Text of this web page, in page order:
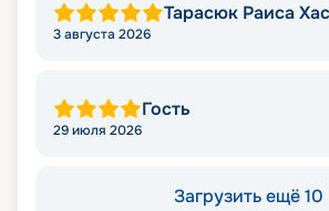
Тарасюк Раиса
3 августа 2026
Гость
29 июля 2026
Загрузить ещё 10